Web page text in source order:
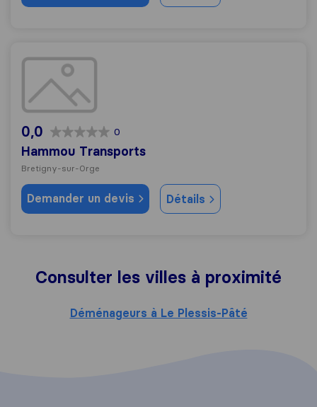
Hammou Transports
0,0 0
Hammou Transports
Bretigny-sur-Orge
Demander un devis Détails
Consulter les villes à proximité
Déménageurs à Le Plessis-Pâté